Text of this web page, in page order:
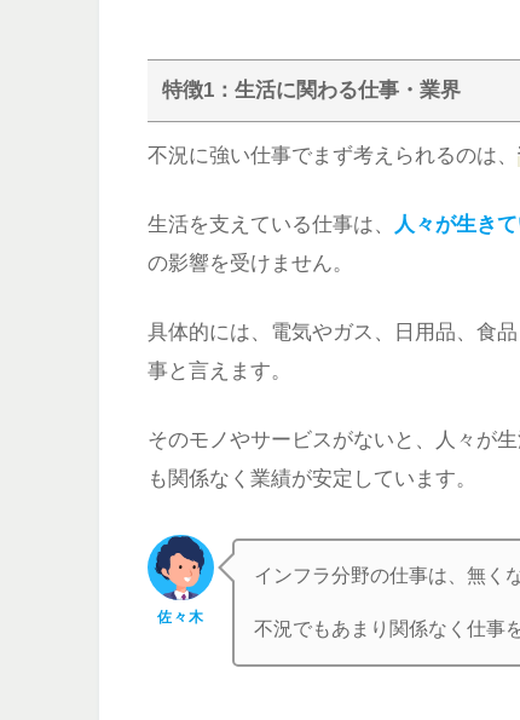
特徴1：生活に関わる仕事・業界
不況に強い仕事でまず考えられるのは、
生活を支えている仕事は、 人々が生き
の影響を受けません。
具体的には、電気やガス、日用品、食
事と言えます。
そのモノやサービスがないと、人々が
も関係なく業績が安定しています。
佐々木
インフラ分野の仕事は、無く
不況でもあまり関係なく仕事